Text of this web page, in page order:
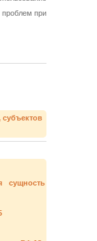
проблем при
субъектов
сущность